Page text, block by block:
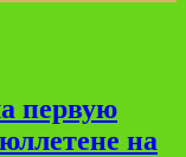
первую
на